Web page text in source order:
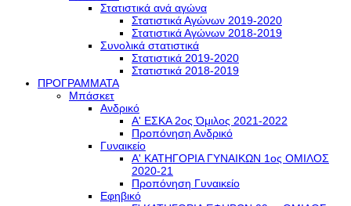
Στατιστικά ανά αγώνα
Στατιστικά Αγώνων 2019-2020
Στατιστικά Αγώνων 2018-2019
Συνολικά στατιστικά
Στατιστικά 2019-2020
Στατιστικά 2018-2019
ΠΡΟΓΡΑΜΜΑΤΑ
Μπάσκετ
Ανδρικό
Α' ΕΣΚΑ 2ος Όμιλος 2021-2022
Προπόνηση Ανδρικό
Γυναικείο
Α' ΚΑΤΗΓΟΡΙΑ ΓΥΝΑΙΚΩΝ 1ος ΟΜΙΛΟΣ
2020-21
Προπόνηση Γυναικείο
Εφηβικό